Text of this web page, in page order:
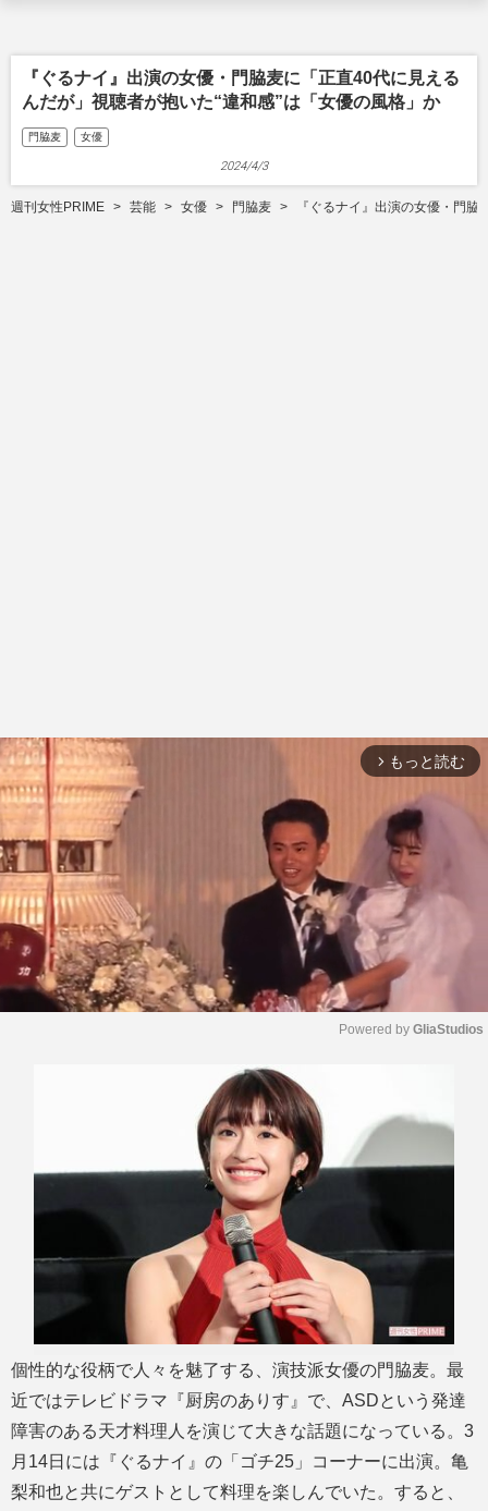
『ぐるナイ』出演の女優・門脇麦に「正直40代に見える
んだが」視聴者が抱いた“違和感”は「女優の風格」か
門脇麦 女優
2024/4/3
週刊女性PRIME 芸能 女優 門脇麦 『ぐるナイ』出演の女優・門
arrow_forward_ios もっと読む
t
Powered by GliaStudios
個性的な役柄で人々を魅了する、演技派女優の門脇麦。最
近ではテレビドラマ『厨房のありす』で、ASDという発達
障害のある天才料理人を演じて大きな話題になっている。3
月14日には『ぐるナイ』の「ゴチ25」コーナーに出演。亀
梨和也と共にゲストとして料理を楽しんでいた。すると、